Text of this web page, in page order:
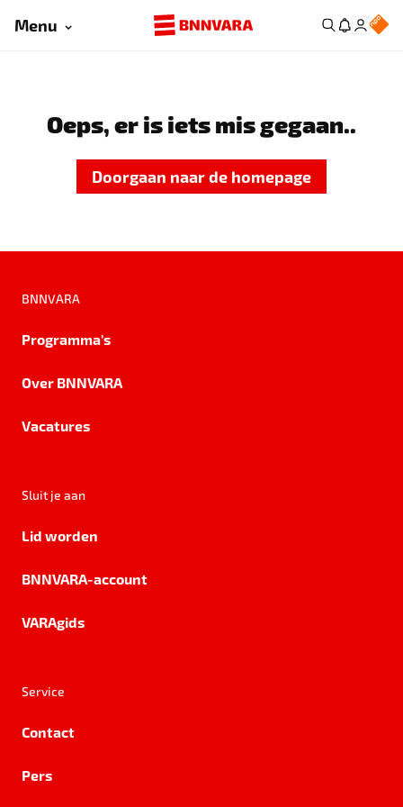
Menu
Oeps, er is iets mis gegaan..
Doorgaan naar de homepage
BNNVARA
Programma's
Over BNNVARA
Vacatures
Sluit je aan
Lid worden
BNNVARA-account
VARAgids
Service
Contact
Pers